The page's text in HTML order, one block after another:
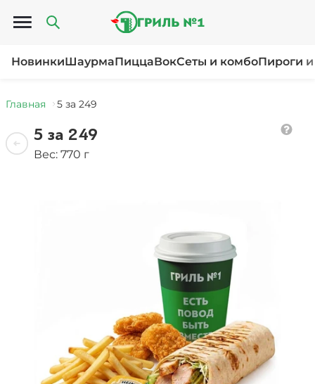
Открыть меню
НовинкиШаурмаПиццаВокСеты и комбоПироги
Главная 5 за 249
5 за 249
Вес: 770 г